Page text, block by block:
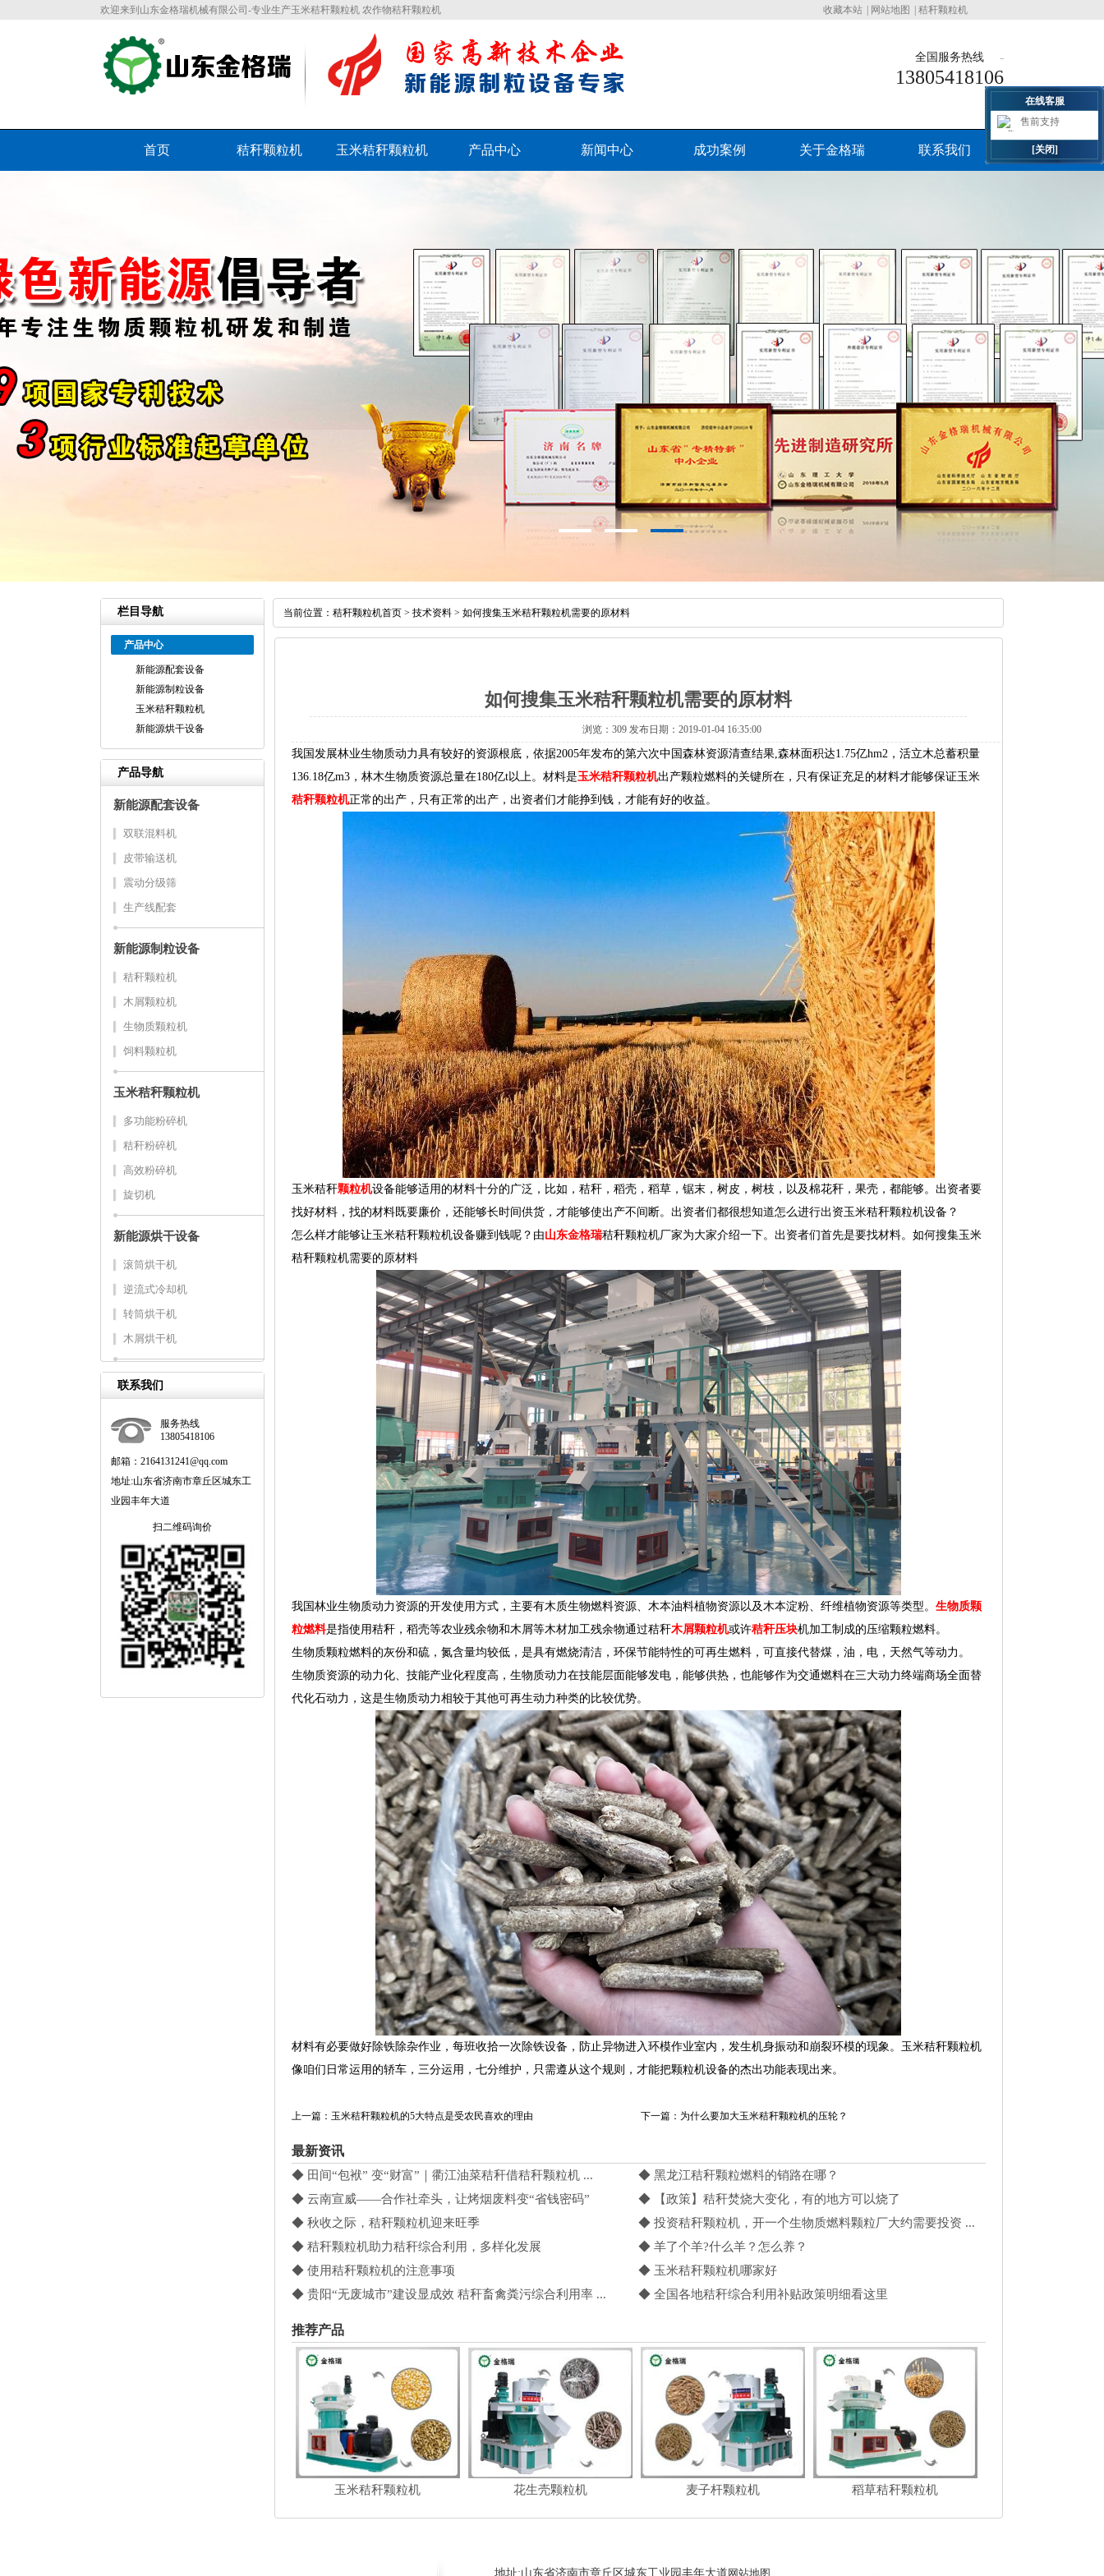
欢迎来到山东金格瑞机械有限公司-专业生产玉米秸秆颗粒机 农作物秸秆颗粒机 收藏本站 网站地图 秸秆颗粒机
全国服务热线
13805418106
首页 秸秆颗粒机 玉米秸秆颗粒机 产品中心 新闻中心 成功案例 关于金格瑞 联系我们
栏目导航
产品中心
新能源配套设备
新能源制粒设备
玉米秸秆颗粒机
新能源烘干设备
产品导航
新能源配套设备
双联混料机
皮带输送机
震动分级筛
生产线配套
新能源制粒设备
秸秆颗粒机
木屑颗粒机
生物质颗粒机
饲料颗粒机
玉米秸秆颗粒机
多功能粉碎机
秸秆粉碎机
高效粉碎机
旋切机
新能源烘干设备
滚筒烘干机
逆流式冷却机
转筒烘干机
木屑烘干机
联系我们
服务热线
13805418106
邮箱：2164131241@qq.com
地址:山东省济南市章丘区城东工
业园丰年大道
扫二维码询价
当前位置： 秸秆颗粒机首页 > 技术资料 > 如何搜集玉米秸秆颗粒机需要的原材料
如何搜集玉米秸秆颗粒机需要的原材料
浏览：309 发布日期：2019-01-04 16:35:00
我国发展林业生物质动力具有较好的资源根底，依据2005年发布的第六次中国森林资源清查结果,森林面积达1.75亿hm2，活立木总蓄积量
136.18亿m3，林木生物质资源总量在180亿t以上。材料是玉米秸秆颗粒机出产颗粒燃料的关键所在，只有保证充足的材料才能够保证玉米
秸秆颗粒机正常的出产，只有正常的出产，出资者们才能挣到钱，才能有好的收益。
玉米秸秆颗粒机设备能够适用的材料十分的广泛，比如，秸秆，稻壳，稻草，锯末，树皮，树枝，以及棉花秆，果壳，都能够。出资者要
找好材料，找的材料既要廉价，还能够长时间供货，才能够使出产不间断。出资者们都很想知道怎么进行出资玉米秸秆颗粒机设备？
怎么样才能够让玉米秸秆颗粒机设备赚到钱呢？由山东金格瑞秸秆颗粒机厂家为大家介绍一下。出资者们首先是要找材料。如何搜集玉米
秸秆颗粒机需要的原材料
我国林业生物质动力资源的开发使用方式，主要有木质生物燃料资源、木本油料植物资源以及木本淀粉、纤维植物资源等类型。 生物质颗
粒燃料是指使用秸秆，稻壳等农业残余物和木屑等木材加工残余物通过秸秆木屑颗粒机或许秸秆压块机加工制成的压缩颗粒燃料。
生物质颗粒燃料的灰份和硫，氮含量均较低，是具有燃烧清洁，环保节能特性的可再生燃料，可直接代替煤，油，电，天然气等动力。
生物质资源的动力化、技能产业化程度高，生物质动力在技能层面能够发电，能够供热，也能够作为交通燃料在三大动力终端商场全面替
代化石动力，这是生物质动力相较于其他可再生动力种类的比较优势。
材料有必要做好除铁除杂作业，每班收拾一次除铁设备，防止异物进入环模作业室内，发生机身振动和崩裂环模的现象。玉米秸秆颗粒机
像咱们日常运用的轿车，三分运用，七分维护，只需遵从这个规则，才能把颗粒机设备的杰出功能表现出来。
上一篇：玉米秸秆颗粒机的5大特点是受农民喜欢的理由 下一篇：为什么要加大玉米秸秆颗粒机的压轮？
最新资讯
◆ 田间“包袱” 变“财富”｜衢江油菜秸秆借秸秆颗粒机 ...
◆ 云南宣威——合作社牵头，让烤烟废料变“省钱密码”
◆ 秋收之际，秸秆颗粒机迎来旺季
◆ 秸秆颗粒机助力秸秆综合利用，多样化发展
◆ 使用秸秆颗粒机的注意事项
◆ 贵阳“无废城市”建设显成效 秸秆畜禽粪污综合利用率 ...
◆ 黑龙江秸秆颗粒燃料的销路在哪？
◆ 【政策】秸秆焚烧大变化，有的地方可以烧了
◆ 投资秸秆颗粒机，开一个生物质燃料颗粒厂大约需要投资 ...
◆ 羊了个羊?什么羊？怎么养？
◆ 玉米秸秆颗粒机哪家好
◆ 全国各地秸秆综合利用补贴政策明细看这里
推荐产品
玉米秸秆颗粒机 花生壳颗粒机 麦子杆颗粒机 稻草秸秆颗粒机
地址:山东省济南市章丘区城东工业园丰年大道 网站地图
在线客服
售前支持
[关闭]